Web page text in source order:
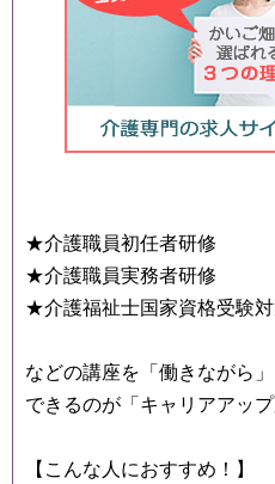
★介護職員初任者研修
★介護職員実務者研修
★介護福祉士国家資格受験対
などの講座を「働きながら
できるのが「キャリアアップ
【こんな人におすすめ！】